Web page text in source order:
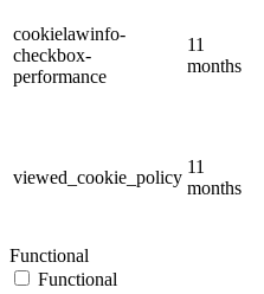
cookielawinfo-
checkbox-
performance
11
months
viewed_cookie_policy
11
months
Functional
Functional